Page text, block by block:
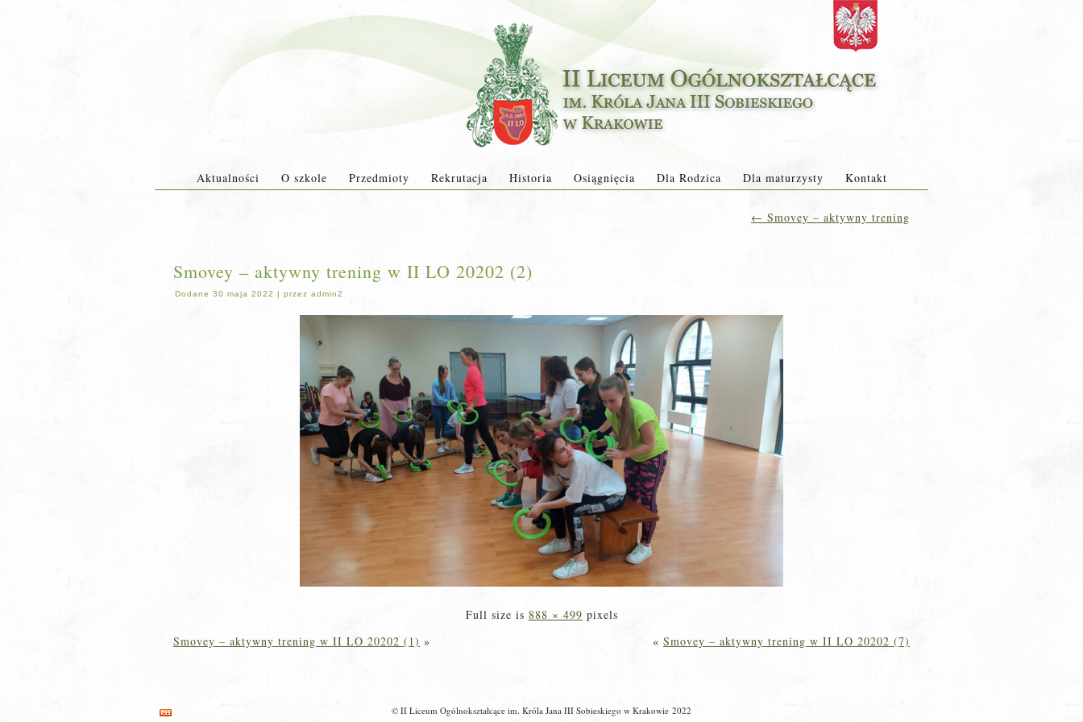
Aktualności O szkole Przedmioty Rekrutacja Historia Osiągnięcia Dla Rodzica Dla maturzysty Kontakt
← Smovey – aktywny trening
Smovey – aktywny trening w II LO 20202 (2)
Dodane 30 maja 2022 | przez admin2
Full size is 888 × 499 pixels
Smovey – aktywny trening w II LO 20202 (1) » « Smovey – aktywny trening w II LO 20202 (7)
© II Liceum Ogólnokształcące im. Króla Jana III Sobieskiego w Krakowie 2022